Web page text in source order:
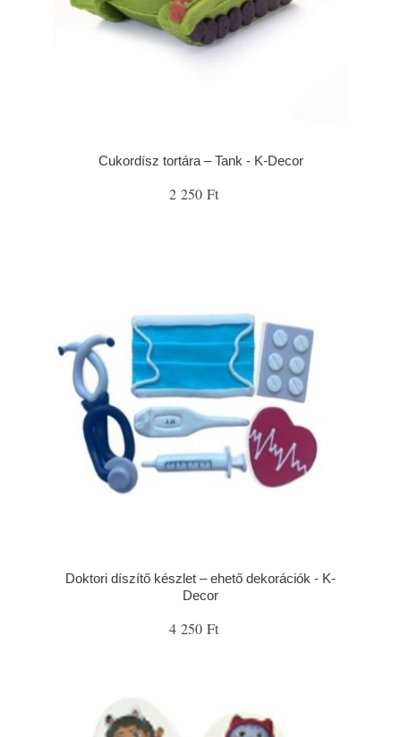
Cukordísz tortára – Tank - K-Decor
2 250 Ft
Doktori díszítő készlet – ehető dekorációk - K-
Decor
4 250 Ft